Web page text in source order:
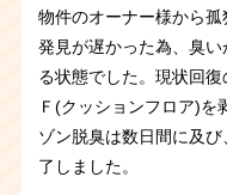
物件のオーナー様から
発見が遅かった為、臭
る状態でした。現状回
Ｆ(クッションフロア)
ゾン脱臭は数日間に及
了しました。
っていました。薬剤な
ご遺品の量は比較的少
た。
頼でした。ゴミが山積
発生した状態でした。
清掃まで順に作業を進
ました。
わずかに染み込んだ畳
でいなかったためほぼ
た。作業前と作業後に
るような格好で発見さ
にされていたと思われ
に整理させていただた
撤去し、噴霧消毒を行
わずかにある程度です
と臭いがなくなり、作
しました。
大阪府にあるマンショ
掃のご依頼です。臭い
方にも影響が出ていた
ま状況を把握し作業を
生。臭いが床や壁紙に染
そうですが、大量のゴ
っていました。作業を
った袋が大量に出てき
ておられたのかもしれ
りのようでしたので、
す。
病気を患っていたお住
って手に負えないと、
用になるお品物と傷ん
で汚れた箇所は専門の
た。
生していました。異臭
内を空っぽにします。
の状態を取り戻すこと